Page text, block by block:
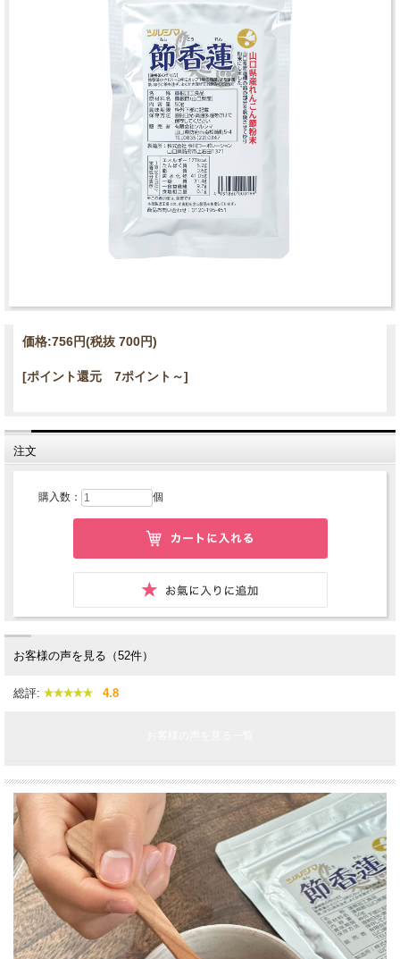
価格:756円(税抜 700円)
[ポイント還元 7ポイント～]
注文
購入数： 個
お客様の声を見る（52件）
総評: 4.8